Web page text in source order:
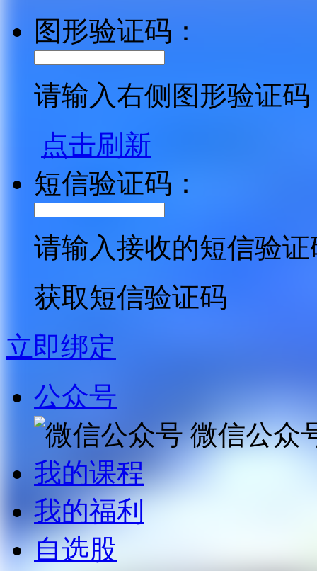
图形验证码：
请输入右侧图形验证码
点击刷新
短信验证码：
请输入接收的短信验证
获取短信验证码
立即绑定
公众号
微信公众
我的课程
我的福利
自选股